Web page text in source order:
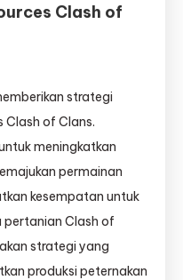
Clash of
strategi
Clash of Clans.
meningkatkan
permainan
kesempatan untuk
Clash of
strategi yang
produksi peternakan